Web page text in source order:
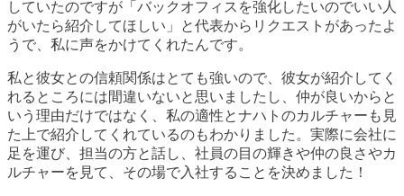
していたのですが「バックオフィスを強化したいのでいい人
がいたら紹介してほしい」と代表からリクエストがあったよ
うで、私に声をかけてくれたんです。
私と彼女との信頼関係はとても強いので、彼女が紹介してく
れるところには間違いないと思いましたし、仲が良いからと
いう理由だけではなく、私の適性とナハトのカルチャーも見
た上で紹介してくれているのもわかりました。 実際に会社に
足を運び、担当の方と話し、社員の目の輝きや仲の良さやカ
ルチャーを見て、その場で入社することを決めました！